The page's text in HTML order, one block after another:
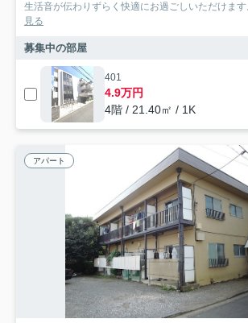
生活音が伝わりずらく快適にお過ごしいただけま
見る
募集中の部屋
401
4.9万円
4階 / 21.40㎡ / 1K
アパート